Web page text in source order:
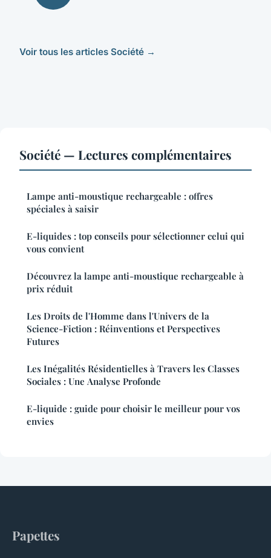
Voir tous les articles Société →
Société — Lectures complémentaires
Lampe anti-moustique rechargeable : offres
spéciales à saisir
E-liquides : top conseils pour sélectionner celui qui
vous convient
Découvrez la lampe anti-moustique rechargeable à
prix réduit
Les Droits de l'Homme dans l'Univers de la
Science-Fiction : Réinventions et Perspectives
Futures
Les Inégalités Résidentielles à Travers les Classes
Sociales : Une Analyse Profonde
E-liquide : guide pour choisir le meilleur pour vos
envies
Papettes